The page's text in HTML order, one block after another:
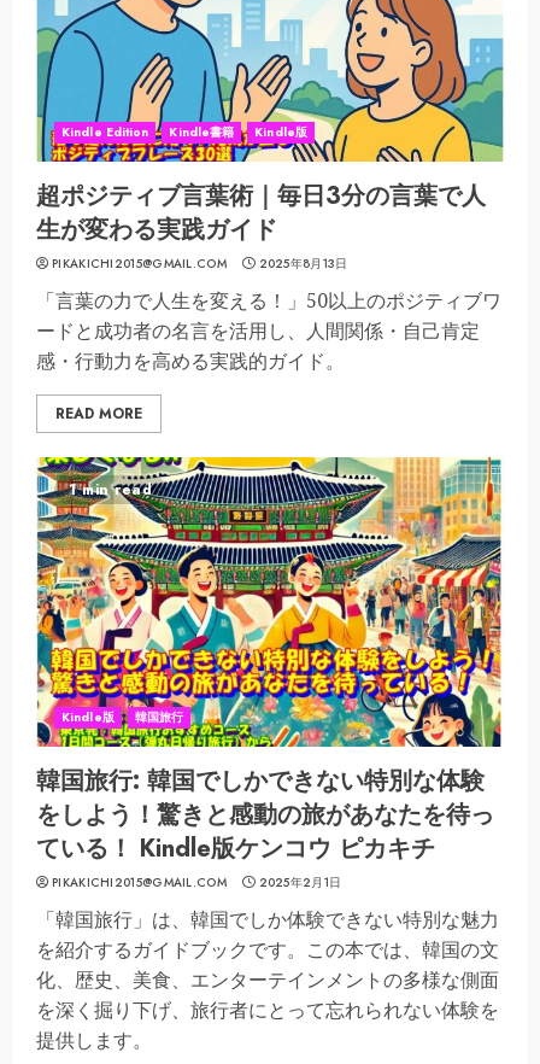
Kindle Edition Kindle書籍 Kindle版
超ポジティブ言葉術｜毎日3分の言葉で人
生が変わる実践ガイド
PIKAKICHI2015@GMAIL.COM 2025年8月13日
「言葉の力で人生を変える！」50以上のポジティブワ
ードと成功者の名言を活用し、人間関係・自己肯定
感・行動力を高める実践的ガイド。
READ MORE
1 min read
Kindle版 韓国旅行
韓国旅行: 韓国でしかできない特別な体験
をしよう！驚きと感動の旅があなたを待っ
ている！ Kindle版ケンコウ ピカキチ
PIKAKICHI2015@GMAIL.COM 2025年2月1日
「韓国旅行」は、韓国でしか体験できない特別な魅力
を紹介するガイドブックです。この本では、韓国の文
化、歴史、美食、エンターテインメントの多様な側面
を深く掘り下げ、旅行者にとって忘れられない体験を
提供します。